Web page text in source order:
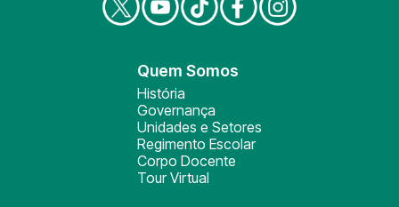
Quem Somos
História
Governança
Unidades e Setores
Regimento Escolar
Corpo Docente
Tour Virtual